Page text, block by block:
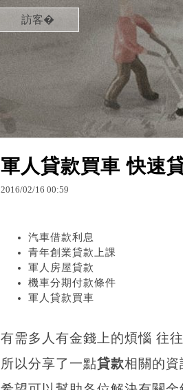
訪客�
軍人貸款買車 快速
2016/02/16 00:59
汽車借款利息
青年創業貸款上課
軍人房屋貸款
機車分期付款條件
軍人貸款買車
有需多人有金錢上的煩惱 往
所以分享了一點貸款相關的資